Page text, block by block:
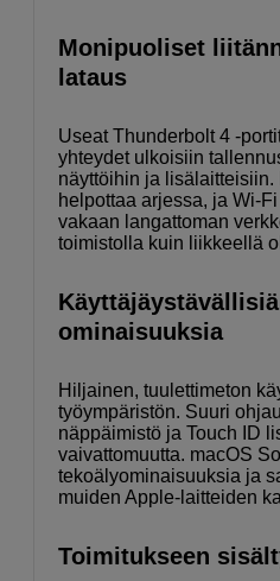
Monipuoliset
lataus
Useat Thunderbolt 4 -
yhteydet ulkoisiin
näyttöihin ja
helpottaa arjessa, ja Wi-
vakaan langattoman
toimistolla kuin liikkeellä
ominaisuuksia
Hiljainen, tuulettimeton
työympäristön. Suuri
näppäimistö ja Touch ID
vaivattomuutta. macOS
tekoälyominaisuuksia ja
muiden Apple-laitteiden
Toimitukseen